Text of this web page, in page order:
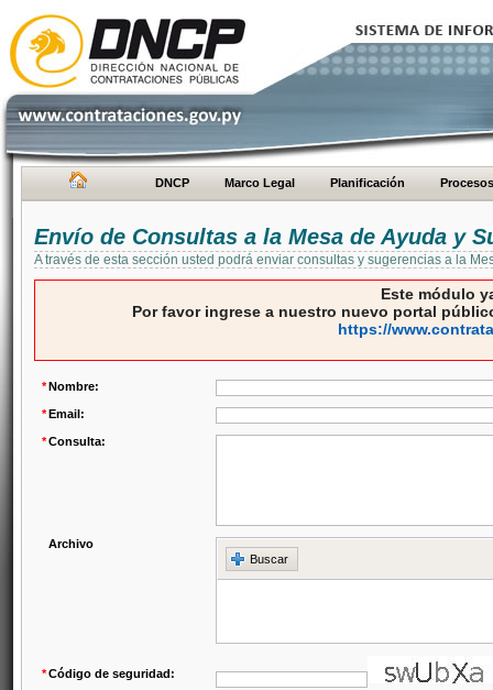
DNCP Marco Legal Planificación Procesos
Envío de Consultas a la Mesa de Ayuda y
A través de esta sección usted podrá enviar consultas y sugerencias a la
Este módulo
Por favor ingrese a nuestro nuevo portal
https://
*Nombre:
*Email:
*Consulta:
Archivo
Buscar
*Código de seguridad: